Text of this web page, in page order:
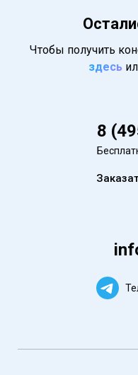
Чтобы получить
здесь
8